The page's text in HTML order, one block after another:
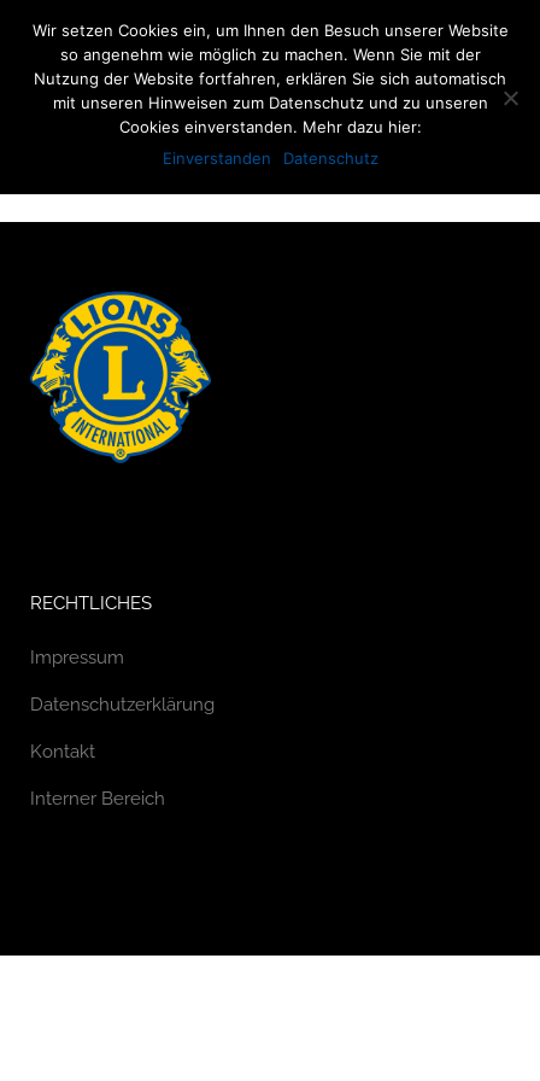
BÜCHERMARKT-2017 072
RECHTLICHES
Impressum
Datenschutzerklärung
Kontakt
Interner Bereich
Wir setzen Cookies ein, um Ihnen den Besuch unserer Website
so angenehm wie möglich zu machen. Wenn Sie mit der
Nutzung der Website fortfahren, erklären Sie sich automatisch
mit unseren Hinweisen zum Datenschutz und zu unseren
Cookies einverstanden. Mehr dazu hier:
Einverstanden
Datenschutz